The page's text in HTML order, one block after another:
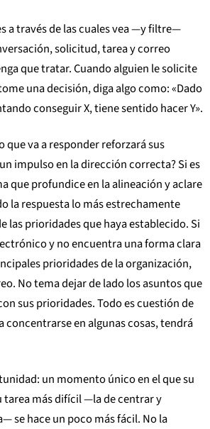
a través de las cuales vea —y filtre—
solicitud, tarea y correo
que tratar. Cuando alguien le solicite
una decisión, diga algo como: «Dado
conseguir X, tiene sentido hacer Y».
va a responder reforzará sus
impulso en la dirección correcta? Si es
que profundice en la alineación y aclare
la respuesta lo más estrechamente
las prioridades que haya establecido. Si
y no encuentra una forma clara
prioridades de la organización,
No tema dejar de lado los asuntos que
sus prioridades. Todo es cuestión de
en algunas cosas, tendrá
un momento único en el que su
más difícil —la de centrar y
se hace un poco más fácil. No la